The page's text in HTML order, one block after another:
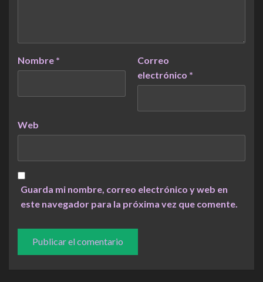
Nombre *
Correo
electrónico *
Web
Guarda mi nombre, correo electrónico y web en
este navegador para la próxima vez que comente.